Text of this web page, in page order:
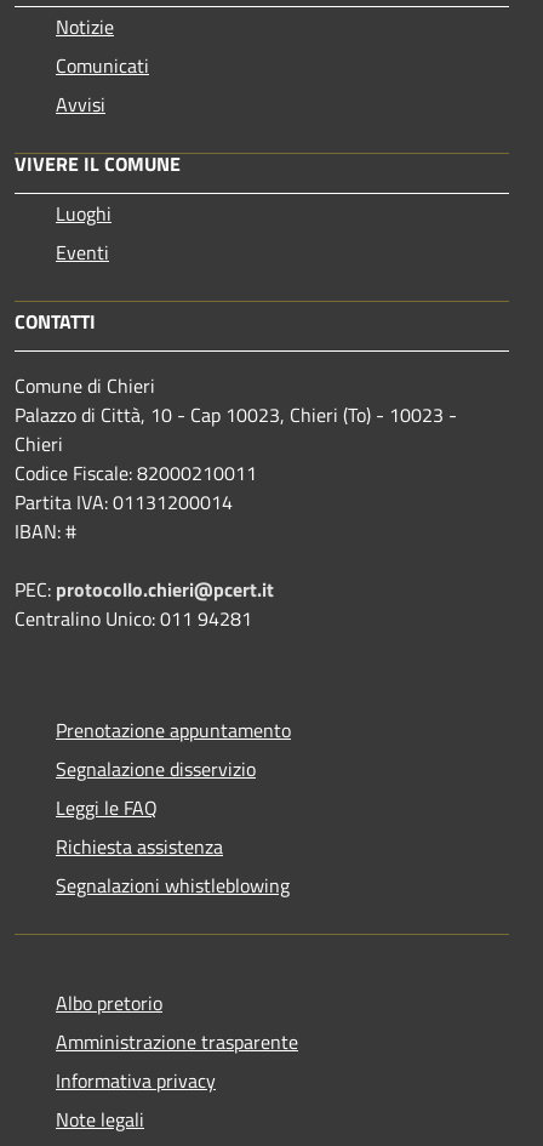
Notizie
Comunicati
Avvisi
VIVERE IL COMUNE
Luoghi
Eventi
CONTATTI
Comune di Chieri
Palazzo di Città, 10 - Cap 10023, Chieri (To) - 10023 -
Chieri
Codice Fiscale: 82000210011
Partita IVA: 01131200014
IBAN: #
PEC: protocollo.chieri@pcert.it
Centralino Unico: 011 94281
Prenotazione appuntamento
Segnalazione disservizio
Leggi le FAQ
Richiesta assistenza
Segnalazioni whistleblowing
Albo pretorio
Amministrazione trasparente
Informativa privacy
Note legali